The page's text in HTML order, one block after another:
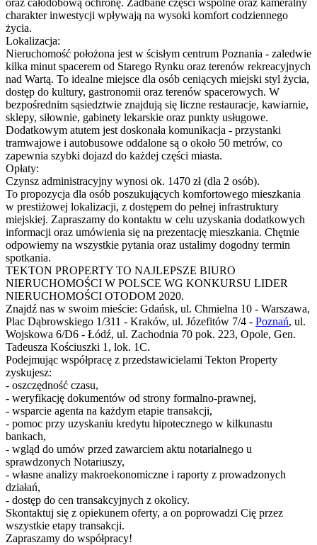
charakter inwestycji wpływają na wysoki komfort codziennego
życia.
Lokalizacja:
Nieruchomość położona jest w ścisłym centrum Poznania - zaledwie
kilka minut spacerem od Starego Rynku oraz terenów rekreacyjnych
nad Wartą. To idealne miejsce dla osób ceniących miejski styl życia,
dostęp do kultury, gastronomii oraz terenów spacerowych. W
bezpośrednim sąsiedztwie znajdują się liczne restauracje, kawiarnie,
sklepy, siłownie, gabinety lekarskie oraz punkty usługowe.
Dodatkowym atutem jest doskonała komunikacja - przystanki
tramwajowe i autobusowe oddalone są o około 50 metrów, co
zapewnia szybki dojazd do każdej części miasta.
Opłaty:
Czynsz administracyjny wynosi ok. 1470 zł (dla 2 osób).
To propozycja dla osób poszukujących komfortowego mieszkania
w prestiżowej lokalizacji, z dostępem do pełnej infrastruktury
miejskiej. Zapraszamy do kontaktu w celu uzyskania dodatkowych
informacji oraz umówienia się na prezentację mieszkania. Chętnie
odpowiemy na wszystkie pytania oraz ustalimy dogodny termin
spotkania.
TEKTON PROPERTY TO NAJLEPSZE BIURO
NIERUCHOMOŚCI W POLSCE WG KONKURSU LIDER
NIERUCHOMOŚCI OTODOM 2020.
Znajdź nas w swoim mieście: Gdańsk, ul. Chmielna 10 - Warszawa,
Plac Dąbrowskiego 1/311 - Kraków, ul. Józefitów 7/4 - Poznań, ul.
Wojskowa 6/D6 - Łódź, ul. Zachodnia 70 pok. 223, Opole, Gen.
Tadeusza Kościuszki 1, lok. 1C.
Podejmując współpracę z przedstawicielami Tekton Property
zyskujesz:
- oszczędność czasu,
- weryfikację dokumentów od strony formalno-prawnej,
- wsparcie agenta na każdym etapie transakcji,
- pomoc przy uzyskaniu kredytu hipotecznego w kilkunastu
bankach,
- wgląd do umów przed zawarciem aktu notarialnego u
sprawdzonych Notariuszy,
- własne analizy makroekonomiczne i raporty z prowadzonych
działań,
- dostęp do cen transakcyjnych z okolicy.
Skontaktuj się z opiekunem oferty, a on poprowadzi Cię przez
wszystkie etapy transakcji.
Zapraszamy do współpracy!